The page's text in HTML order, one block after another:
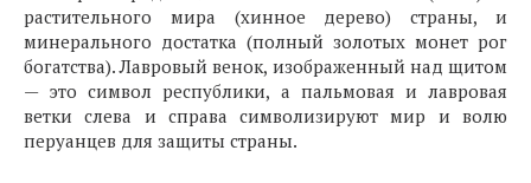
растительного мира (хинное дерево) страны, и
минерального достатка (полный золотых монет рог
богатства). Лавровый венок, изображенный над щитом
— это символ республики, а пальмовая и лавровая
ветки слева и справа символизируют мир и волю
перуанцев для защиты страны.